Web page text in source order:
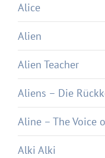
Alice
Alien
Alien Teacher
Aliens – Die
Aline – The Voice
Alki Alki